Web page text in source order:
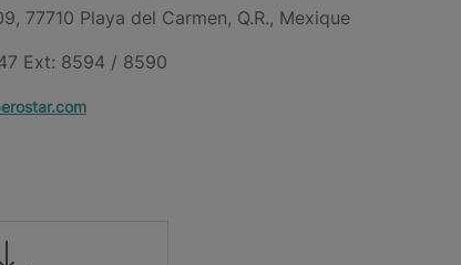
77710 Playa del Carmen, Q.R., Mexique
Ext: 8594 / 8590